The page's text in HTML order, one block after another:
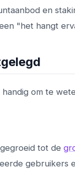
en
"het hangt
om te
tot de